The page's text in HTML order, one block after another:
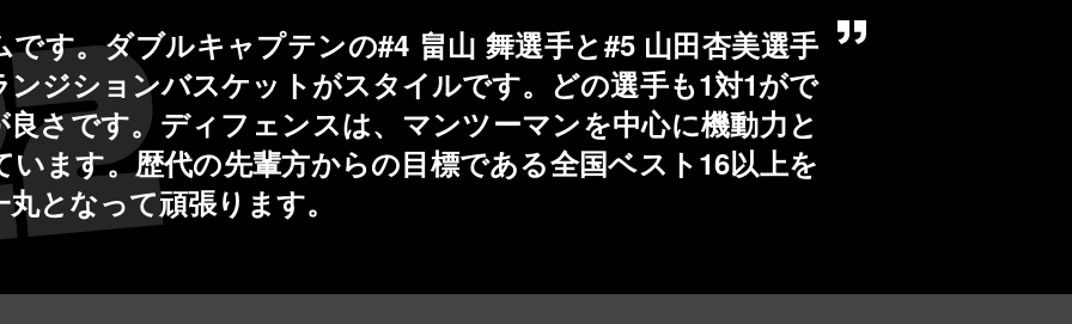
です。ダブルキャプテンの#4 畠山 舞選手と#5 山田杏美選手
ジションバスケットがスタイルです。どの選手も1対1がで
さです。ディフェンスは、マンツーマンを中心に機動力と
ます。歴代の先輩方からの目標である全国ベスト16以上を
となって頑張ります。